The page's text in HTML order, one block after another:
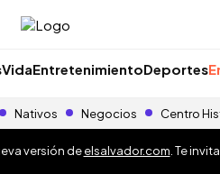
VidaEntretenimientoDeportes
Nativos Negocios Centro
versión deelsalvador.com . Te